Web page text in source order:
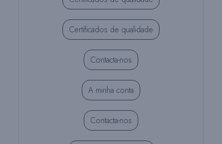
Certificados de qualidade
Contacta-nos
A minha conta
Contacta-nos